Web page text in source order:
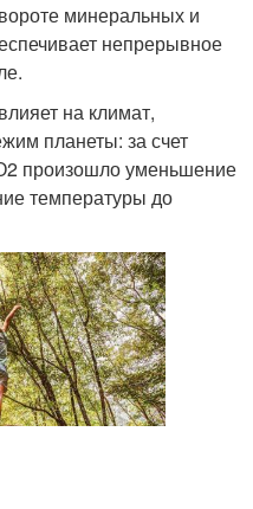
минеральных и
непрерывное
на климат,
планеты: за счет
произошло уменьшение
температуры до